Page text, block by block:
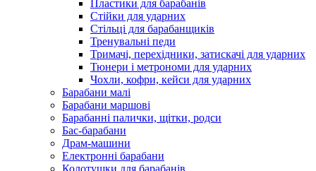
Пластики для барабанів
Стійки для ударних
Стільці для барабанщиків
Тренувальні педи
Тримачі, перехідники, затискачі для ударних
Тюнери і метрономи для ударних
Чохли, кофри, кейси для ударних
Барабани малі
Барабани маршові
Барабанні палички, щітки, родси
Бас-барабани
Драм-машини
Електронні барабани
Колотушки для барабанів